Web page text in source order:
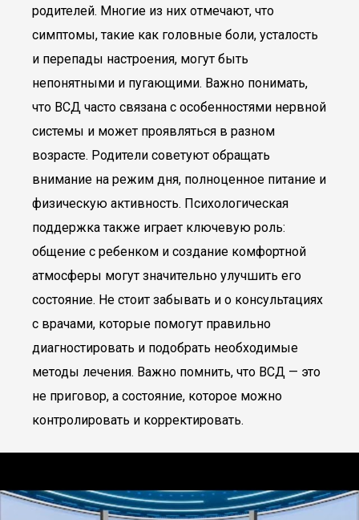
родителей. Многие из них отмечают, что
симптомы, такие как головные боли, усталость
и перепады настроения, могут быть
непонятными и пугающими. Важно понимать,
что ВСД часто связана с особенностями нервной
системы и может проявляться в разном
возрасте. Родители советуют обращать
внимание на режим дня, полноценное питание и
физическую активность. Психологическая
поддержка также играет ключевую роль:
общение с ребенком и создание комфортной
атмосферы могут значительно улучшить его
состояние. Не стоит забывать и о консультациях
с врачами, которые помогут правильно
диагностировать и подобрать необходимые
методы лечения. Важно помнить, что ВСД — это
не приговор, а состояние, которое можно
контролировать и корректировать.